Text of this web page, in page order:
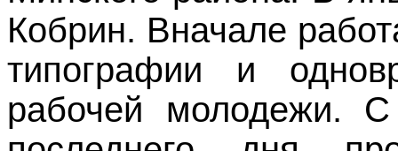
Кобрин. Вначале
типографии и
рабочей молодежи.